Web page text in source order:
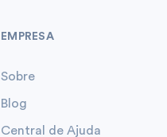
EMPRESA
Sobre
Blog
Central de Ajuda